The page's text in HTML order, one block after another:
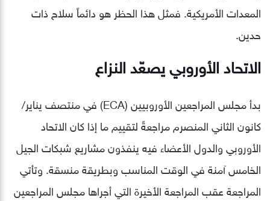
المعدات الأمريكية. فمثل هذا الحظر هو دائماً سلاح ذات
حدين.
الاتحاد الأوروبي يصعّد النزاع
بدأ مجلس المراجعين الأوروبيين (ECA) في منتصف يناير/
كانون الثاني المنصرم مراجعةً لتقييم ما إذا كان الاتحاد
الأوروبي والدول الأعضاء فيه ينفذون مشاريع شبكات الجيل
الخامس آمنة في الوقت المناسب وبطريقة منسقة. وتأتي
المراجعة عقب المراجعة الأخيرة التي أجراها مجلس المراجعين